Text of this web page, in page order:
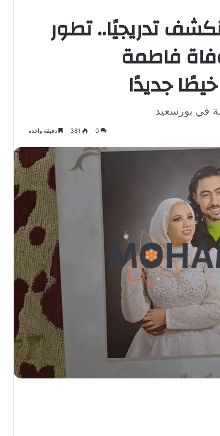
تدريجيًا.. تطور
فاطمة
جديدًا
في بورسعيد
0
381 دقيقة واحدة